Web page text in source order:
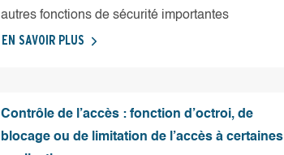
autres fonctions de sécurité importantes
EN SAVOIR PLUS
Contrôle de l’accès : fonction d’octroi, de
blocage ou de limitation de l’accès à certaines